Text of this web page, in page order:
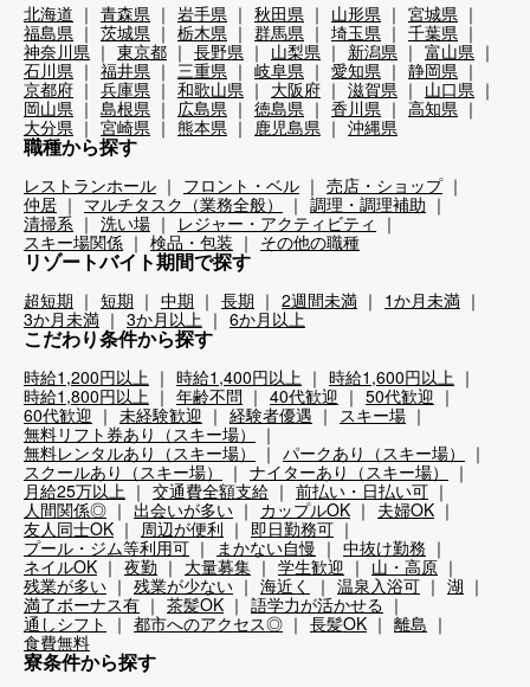
北海道 青森県 岩手県 秋田県 山形県
宮城県
福島県
茨城県 栃木県 群馬県 埼玉県
千葉県
神奈川県
東京都 長野県 山梨県 新潟県
富山県
石川県
福井県 三重県 岐阜県 愛知県
静岡県
京都府
兵庫県 和歌山県 大阪府 滋賀県
山口県
岡山県
島根県 広島県 徳島県 香川県
高知県
大分県
宮崎県 熊本県 鹿児島県 沖縄県
職種から探す
レストランホール フロント・ベル
売店・ショップ
仲居
マルチタスク（業務全般）
調理・調理補助
清掃系
洗い場
レジャー・アクティビティ
スキー場関係
検品・包装 その他の職種
リゾートバイト期間で探す
超短期 短期 中期 長期 2週間未満
1か月未満
3か月未満
3か月以上 6か月以上
こだわり条件から探す
時給1,200円以上 時給1,400円以上
時給1,600円以上
時給1,800円以上
年齢不問 40代歓迎
50代歓迎
60代歓迎
未経験歓迎 経験者優遇
スキー場
無料リフト券あり（スキー場）
無料レンタルあり（スキー場）
パークあり（スキー場）
スクールあり（スキー場）
ナイターあり（スキー場）
月給25万以上
交通費全額支給
前払い・日払い可
人間関係◎
出会いが多い カップルOK
夫婦OK
友人同士OK
周辺が便利
即日勤務可
プール・ジム等利用可
まかない自慢
中抜け勤務
ネイルOK
夜勤 大量募集 学生歓迎
山・高原
残業が多い
残業が少ない 海近く 温泉入浴可
湖
満了ボーナス有
茶髪OK
語学力が活かせる
通しシフト
都市へのアクセス◎ 長髪OK
離島
食費無料
寮条件から探す